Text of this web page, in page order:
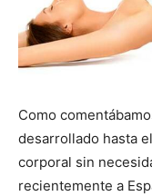
Como
desarrollado hasta
corporal sin
recientemente a